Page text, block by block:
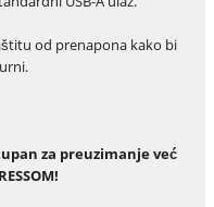
od prenapona kako bi
za preuzimanje već